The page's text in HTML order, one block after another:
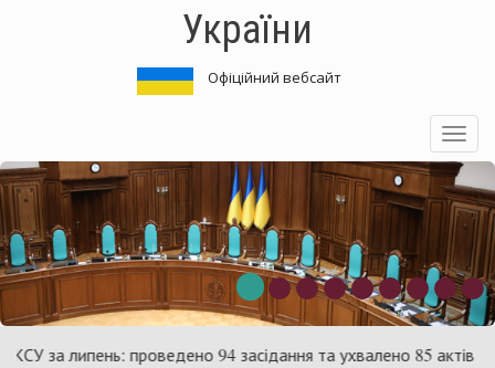
України
Офіційний вебсайт
Toggle
Суд
липень: проведено 94 засідання та ухвалено 85 актів